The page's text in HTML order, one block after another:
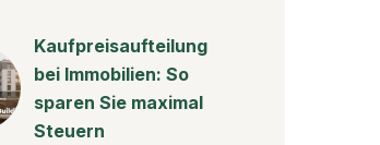
Kaufpreisaufteilung
bei Immobilien: So
sparen Sie maximal
Steuern